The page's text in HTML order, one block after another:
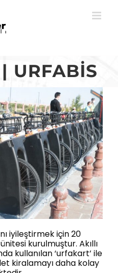
URFABİS
iyileştirmek için 20
kurulmuştur. Akıllı
kullanılan ‘urfakart’ ile
kiralamayı daha kolay